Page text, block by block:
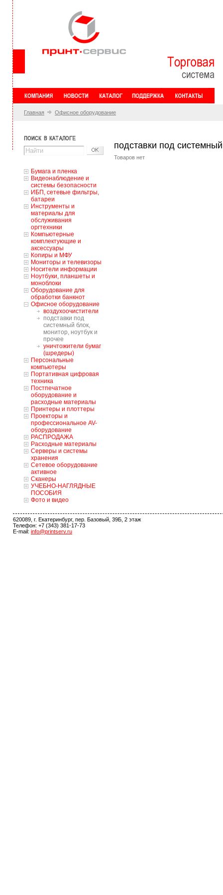
Главная Офисное оборудование
Бумага и пленка
Видеонаблюдение и
системы безопасности
ИБП, сетевые фильтры,
батареи
Инструменты и
материалы для
обслуживания
оргтехники
Компьютерные
комплектующие и
аксессуары
Копиры и МФУ
Мониторы и телевизоры
Носители информации
Ноутбуки, планшеты и
моноблоки
Оборудование для
обработки банкнот
Офисное оборудование
воздухоочистители
подставки под
системный блок,
монитор, ноутбук и
прочее
уничтожители бумаг
(шредеры)
Персональные
компьютеры
Портативная цифровая
техника
Постпечатное
оборудование и
расходные материалы
Принтеры и плоттеры
Проекторы и
профессиональное AV-
оборудование
РАСПРОДАЖА
Расходные материалы
Серверы и системы
хранения
Сетевое оборудование
активное
Сканеры
УЧЕБНО-НАГЛЯДНЫЕ
ПОСОБИЯ
Фото и видео
подставки под
Товаров нет
620089, г. Екатеринбург, пер. Базовый, 39Б, 2 этаж
Телефон: +7 (343) 381-17-73
E-mail: info@printserv.ru